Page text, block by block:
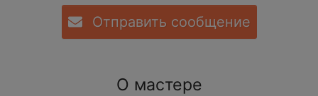
Отправить сообщение
О мастере